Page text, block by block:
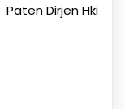
Paten Dirjen Hki